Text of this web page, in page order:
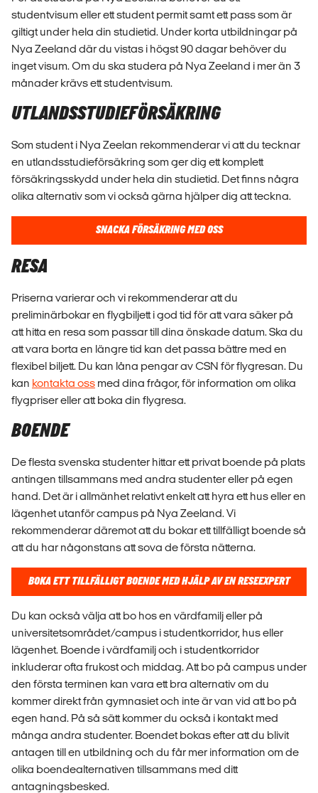
studentvisum eller ett student permit samt ett pass som är
giltigt under hela din studietid. Under korta utbildningar på
Nya Zeeland där du vistas i högst 90 dagar behöver du
inget visum. Om du ska studera på Nya Zeeland i mer än 3
månader krävs ett studentvisum.
UTLANDSSTUDIEFÖRSÄKRING
Som student i Nya Zeelan rekommenderar vi att du tecknar
en utlandsstudieförsäkring som ger dig ett komplett
försäkringsskydd under hela din studietid. Det finns några
olika alternativsom vi också gärna hjälper dig att teckna.
SNACKA FÖRSÄKRING MED OSS
RESA
Priserna varierar och vi rekommenderar att du
preliminärbokar en flygbiljett i god tid för att vara säker på
att hitta en resa som passar till dina önskade datum. Ska du
att vara borta en längre tid kan det passa bättre med en
flexibel biljett. Du kan låna pengar av CSN för flygresan. Du
kan kontakta oss med dina frågor, för information om olika
flygpriser eller att boka din flygresa.
BOENDE
De flesta svenska studenter hittar ett privat boende på plats
antingen tillsammans med andra studenter eller på egen
hand. Det är i allmänhet relativt enkelt att hyra ett hus eller en
lägenhet utanför campus på Nya Zeeland. Vi
rekommenderar däremot att du bokar ett tillfälligt boende så
att du har någonstans att sova de första nätterna.
BOKA ETT TILLFÄLLIGT BOENDE MED HJÄLP AV EN RESEEXPERT
Du kan också välja att bo hos en värdfamilj eller på
universitetsområdet/campus i studentkorridor, hus eller
lägenhet. Boende i värdfamilj och i studentkorridor
inkluderar ofta frukost och middag. Att bo på campus under
den första terminen kan vara ett bra alternativ om du
kommer direkt från gymnasiet och inte är van vid att bo på
egen hand. På så sätt kommer du också i kontakt med
många andra studenter. Boendet bokas efter att du blivit
antagen till en utbildning och du får mer information om de
olika boendealternativen tillsammans med ditt
antagningsbesked.